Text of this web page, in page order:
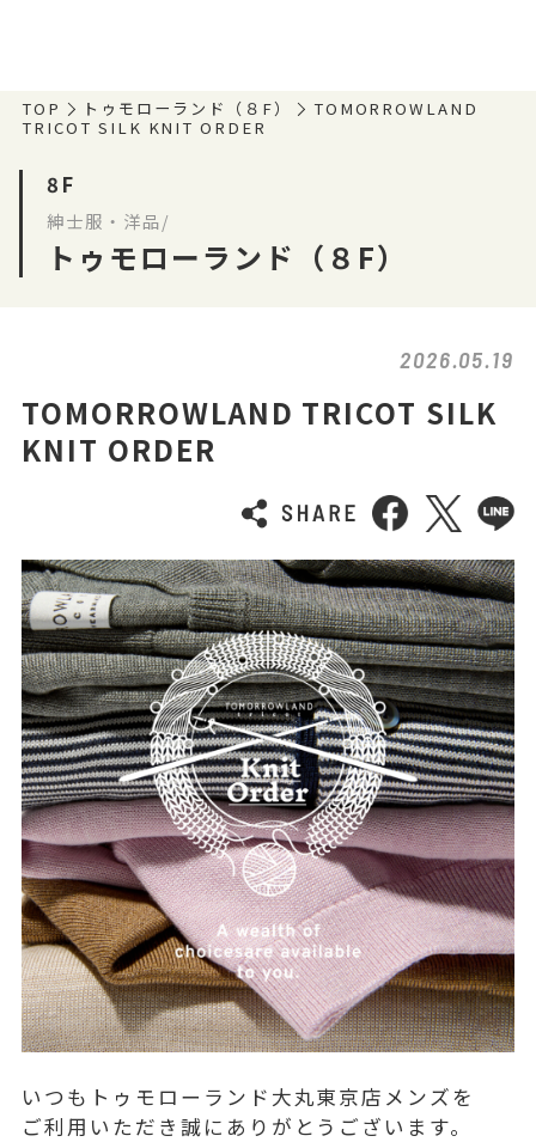
TOP トゥモローランド（８F）
TOMORROWLAND
TRICOT SILK KNIT ORDER
8F
紳士服・洋品/
トゥモローランド（８F）
2026.05.19
TOMORROWLAND TRICOT SILK
KNIT ORDER
いつもトゥモローランド大丸東京店メンズを
ご利用いただき誠にありがとうございます。